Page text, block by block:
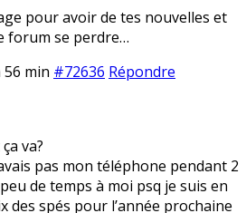
pour avoir de tes nouvelles et
forum se perdre…
56 min #72636 Répondre
va?
pas mon téléphone pendant 2
de temps à moi psq je suis en
des spés pour l’année prochaine